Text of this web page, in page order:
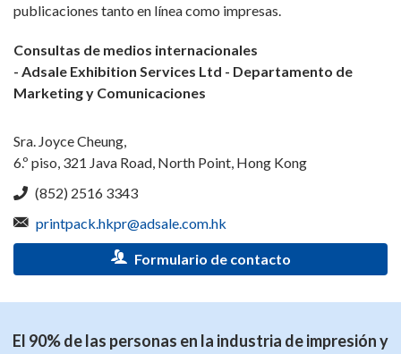
publicaciones tanto en línea como impresas.
Consultas de medios internacionales
- Adsale Exhibition Services Ltd - Departamento de
Marketing y Comunicaciones
Sra. Joyce Cheung,
6.º piso, 321 Java Road, North Point, Hong Kong
(852) 2516 3343
printpack.hkpr@adsale.com.hk
Formulario de contacto
El 90% de las personas en la industria de impresión y